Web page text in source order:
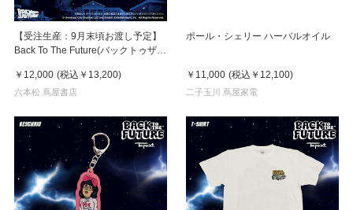
【受注生産：9月末頃お渡し予定】
Back To The Future(バックトゥザフ
Marty & Doc(マーティ＆ドク)
￥12,000 (税込 ￥13,200)
六本松 蔦屋書店
ポール・シェリー ハーバルオイル
￥11,000 (税込 ￥12,100)
二子玉川 蔦屋家電